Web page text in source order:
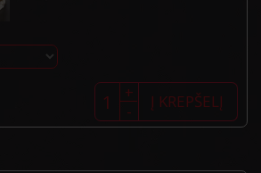
produkto
kiekis:
Sultys -
+ Į KREPŠELĮ